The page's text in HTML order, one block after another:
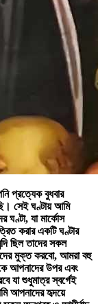
প্রত্যেক বুধবার
সেই ঘণ্টায় আমি
ঘণ্টা, যা মার্কোস
করার একটি ঘণ্টার
ছিল তাদের সকল
মুক্ত করবো, আমরা বহু
আপনাদের উপর এবং
যা শুধুমাত্র স্বর্গেই
আপনাদের হৃদয়ে